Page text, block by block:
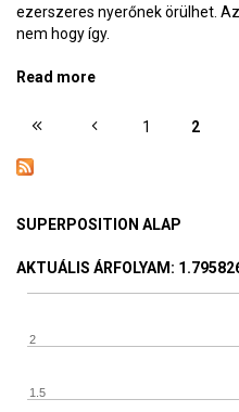
ezerszeres nyerőnek örülhet.
nem hogy így.
Read more
OLDALAK 1 2
SUPERPOSITION ALAP
AKTUÁLIS ÁRFOLYAM:
1.5
2